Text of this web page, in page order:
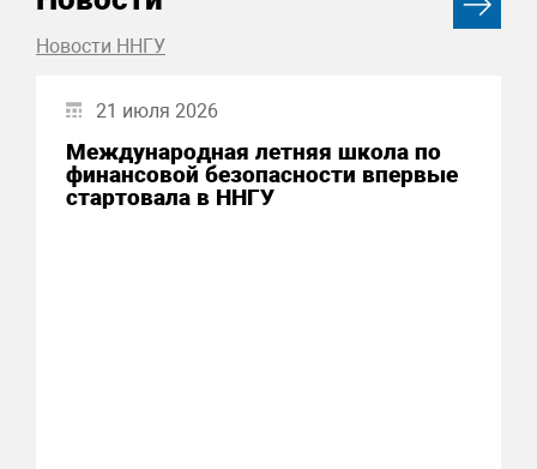
Новости ННГУ
21 июля 2026
Международная летняя школа по
финансовой безопасности впервые
стартовала в ННГУ